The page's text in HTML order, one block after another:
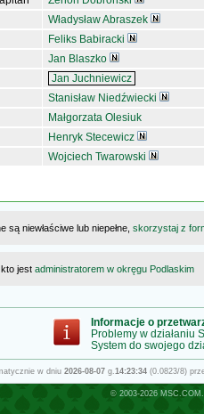
Władysław Abraszek
Feliks Babiracki
Jan Blaszko
Jan Juchniewicz
Stanisław Niedźwiecki
Małgorzata Olesiuk
Henryk Stecewicz
Wojciech Twarowski
są niewłaściwe lub niepełne, skorzystaj z
jest administratorem w okręgu Podlaskim
Informacje o
Problemy w działaniu
System do swojego
w dniu 2026-08-07g.14:23:34(0.0823/8)
© 2003-2026